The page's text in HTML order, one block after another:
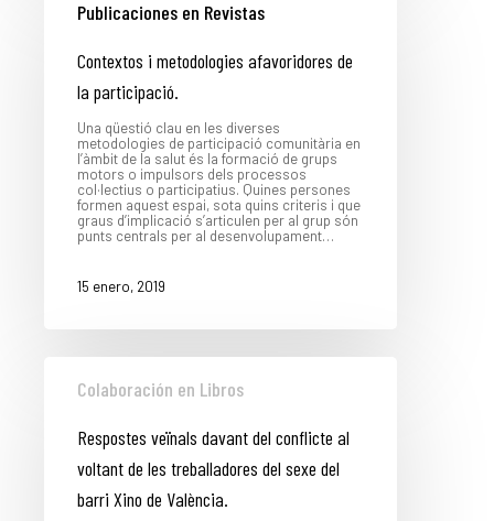
Publicaciones en Revistas
Contextos i metodologies afavoridores de
la participació.
Una qüestió clau en les diverses
metodologies de participació comunitària en
l’àmbit de la salut és la formació de grups
motors o impulsors dels processos
col·lectius o participatius. Quines persones
formen aquest espai, sota quins criteris i que
graus d’implicació s’articulen per al grup són
punts centrals per al desenvolupament…
15 enero, 2019
Colaboración en Libros
Respostes veïnals davant del conflicte al
voltant de les treballadores del sexe del
barri Xino de València.
LA DULA